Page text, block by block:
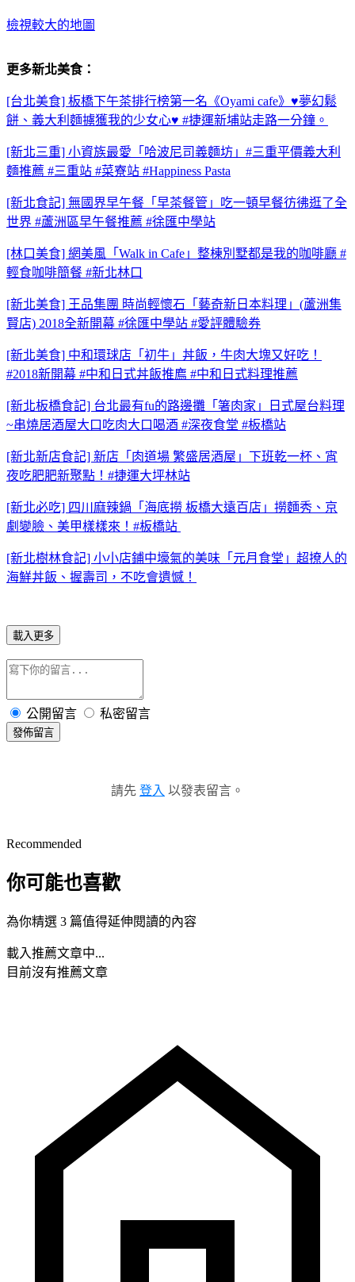
檢視較大的地圖
更多新北美食：
[台北美食] 板橋下午茶排行榜第一名《Oyami cafe》♥夢幻鬆
餅、義大利麵擄獲我的少女心♥ #捷運新埔站走路一分鐘。
[新北三重] 小資族最愛「哈波尼司義麵坊」#三重平價義大利
麵推薦 #三重站 #菜寮站 #Happiness Pasta
[新北食記] 無國界早午餐「早茶餐管」吃一頓早餐彷彿逛了全
世界 #蘆洲區早午餐推薦 #徐匯中學站
[林口美食] 網美風「Walk in Cafe」整棟別墅都是我的咖啡廳 #
輕食咖啡簡餐 #新北林口
[新北美食] 王品集團 時尚輕懷石「藝奇新日本料理」(蘆洲集
賢店) 2018全新開幕 #徐匯中學站 #愛評體驗券
[新北美食] 中和環球店「初牛」丼飯，牛肉大塊又好吃！
#2018新開幕 #中和日式丼飯推廌 #中和日式料理推薦
[新北板橋食記] 台北最有fu的路邊攤「箸肉家」日式屋台料理
~串燒居酒屋大口吃肉大口喝酒 #深夜食堂 #板橋站
[新北新店食記] 新店「肉道場 繁盛居酒屋」下班乾一杯、宵
夜吃肥肥新聚點！#捷運大坪林站
[新北必吃] 四川麻辣鍋「海底撈 板橋大遠百店」撈麵秀、京
劇變臉、美甲樣樣來！#板橋站
[新北樹林食記] 小小店鋪中壕氣的美味「元月食堂」超撩人的
海鮮丼飯、握壽司，不吃會遺憾！
載入更多
公開留言 私密留言
發佈留言
請先 登入 以發表留言。
Recommended
你可能也喜歡
為你精選 3 篇值得延伸閱讀的內容
載入推薦文章中...
目前沒有推薦文章